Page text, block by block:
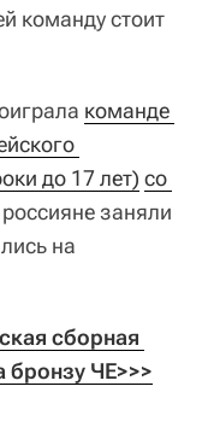
команду стоит
команде
до 17 лет) со
заняли
на
сборная
бронзу ЧЕ>>>